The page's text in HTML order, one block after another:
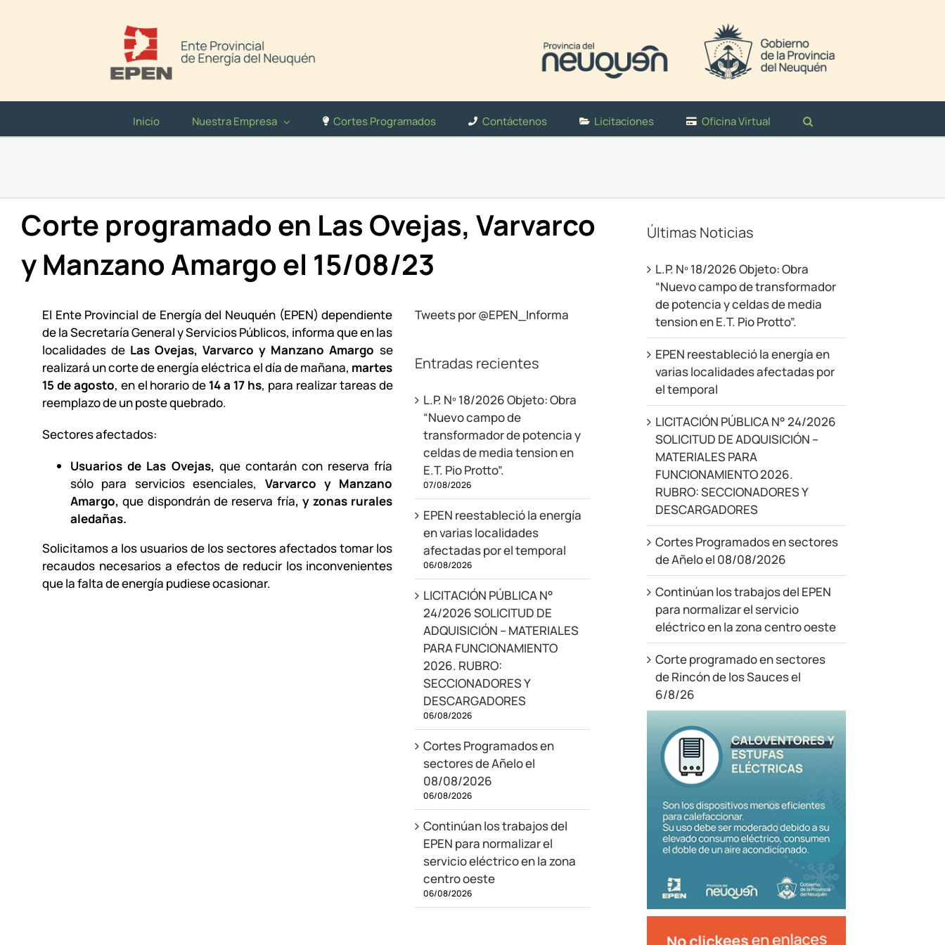
Inicio Nuestra Empresa Cortes Programados Contáctenos Licitaciones Oficina Virtual
Corte programado en Las Ovejas, Varvarco
y Manzano Amargo el 15/08/23
El Ente Provincial de Energía del Neuquén (EPEN) dependiente
de la Secretaría General y Servicios Públicos, informa que en las
localidades de Las Ovejas, Varvarco y Manzano Amargo se
realizará un corte de energía eléctrica el día de mañana, martes
15 de agosto, en el horario de 14 a 17 hs, para realizar tareas de
reemplazo de un poste quebrado.
Sectores afectados:
Usuarios de Las Ovejas, que contarán con reserva fría
sólo para servicios esenciales, Varvarco y Manzano
Amargo, que dispondrán de reserva fría, y zonas rurales
aledañas.
Solicitamos a los usuarios de los sectores afectados tomar los
recaudos necesarios a efectos de reducir los inconvenientes
que la falta de energía pudiese ocasionar.
Tweets por @EPEN_Informa
Entradas recientes
L.P. Nº 18/2026 Objeto: Obra
“Nuevo campo de
transformador de potencia y
celdas de media tension en
E.T. Pio Protto”.
07/08/2026
EPEN reestableció la energía
en varias localidades
afectadas por el temporal
06/08/2026
LICITACIÓN PÚBLICA N°
24/2026 SOLICITUD DE
ADQUISICIÓN – MATERIALES
PARA FUNCIONAMIENTO
2026. RUBRO:
SECCIONADORES Y
DESCARGADORES
06/08/2026
Cortes Programados en
sectores de Añelo el
08/08/2026
06/08/2026
Continúan los trabajos del
EPEN para normalizar el
servicio eléctrico en la zona
centro oeste
06/08/2026
Últimas Noticias
L.P. Nº 18/2026 Objeto: Obra
“Nuevo campo de transformador
de potencia y celdas de media
tension en E.T. Pio Protto”.
EPEN reestableció la energía en
varias localidades afectadas por
el temporal
LICITACIÓN PÚBLICA N° 24/2026
SOLICITUD DE ADQUISICIÓN –
MATERIALES PARA
FUNCIONAMIENTO 2026.
RUBRO: SECCIONADORES Y
DESCARGADORES
Cortes Programados en sectores
de Añelo el 08/08/2026
Continúan los trabajos del EPEN
para normalizar el servicio
eléctrico en la zona centro oeste
Corte programado en sectores
de Rincón de los Sauces el
6/8/26